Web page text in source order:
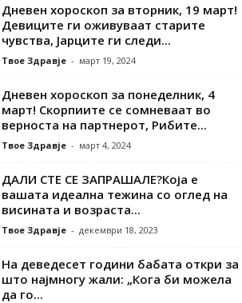
Дневен хороскоп за вторник, 19 март!
Девиците ги оживуваат старите
чувства, Јарците ги следи...
Твое Здравје - март 19, 2024
Дневен хороскоп за понеделник, 4
март! Скорпиите се сомневаат во
верноста на партнерот, Рибите...
Твое Здравје - март 4, 2024
ДАЛИ СТЕ СЕ ЗАПРАШАЛЕ?Која е
вашата идеална тежина со оглед на
висината и возраста...
Твое Здравје - декември 18, 2023
На деведесет години бабата откри за
што најмногу жали: „Кога би можела
да го...